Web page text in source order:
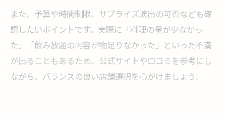
また、予算や時間制限、サプライズ演出の可否なども確
認したいポイントです。実際に「料理の量が少なかっ
た」「飲み放題の内容が物足りなかった」といった不満
が出ることもあるため、公式サイトや口コミを参考にし
ながら、バランスの良い店舗選択を心がけましょう。